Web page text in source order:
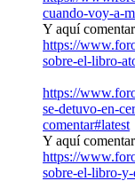
cuando-voy-a-
Y aquí
https://
sobre-el-libro-
https://
se-detuvo-en-
comentar#latest
Y aquí
https://
sobre-el-libro-